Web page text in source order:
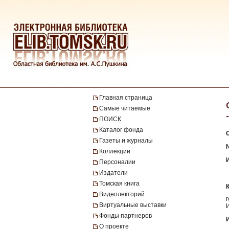
Главная страница
Самые читаемые
ПОИСК
Каталог фонда
Газеты и журналы
Коллекции
Персоналии
Издатели
Томская книга
Видеолекторий
Виртуальные выставки
Фонды партнеров
О проекте